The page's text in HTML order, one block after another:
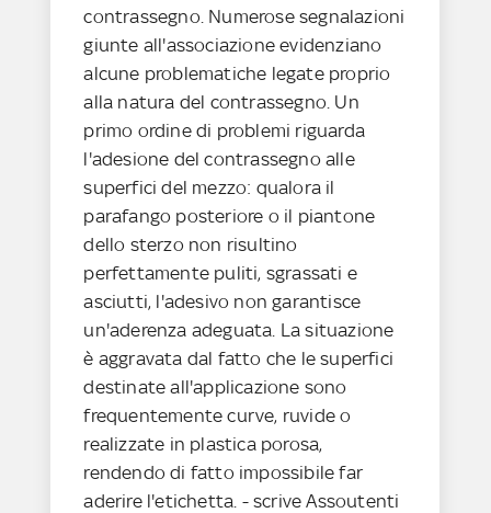
contrassegno. Numerose segnalazioni
giunte all'associazione evidenziano
alcune problematiche legate proprio
alla natura del contrassegno. Un
primo ordine di problemi riguarda
l'adesione del contrassegno alle
superfici del mezzo: qualora il
parafango posteriore o il piantone
dello sterzo non risultino
perfettamente puliti, sgrassati e
asciutti, l'adesivo non garantisce
un'aderenza adeguata. La situazione
è aggravata dal fatto che le superfici
destinate all'applicazione sono
frequentemente curve, ruvide o
realizzate in plastica porosa,
rendendo di fatto impossibile far
aderire l'etichetta. - scrive Assoutenti